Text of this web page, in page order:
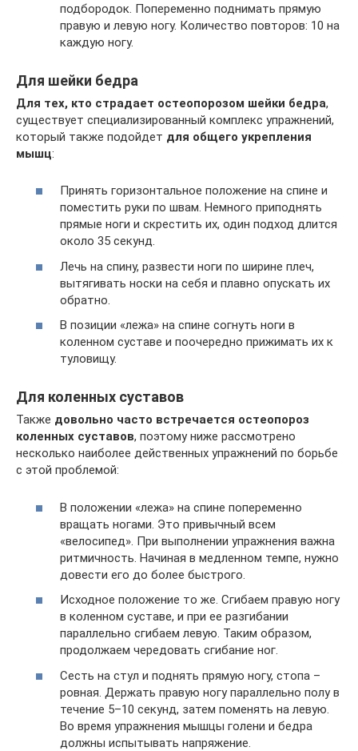
подбородок. Попеременно поднимать прямую
правую и левую ногу. Количество повторов: 10 на
каждую ногу.
Для шейки бедра
Для тех, кто страдает остеопорозом шейки бедра,
существует специализированный комплекс упражнений,
который также подойдет для общего укрепления
мышц:
Принять горизонтальное положение на спине и
поместить руки по швам. Немного приподнять
прямые ноги и скрестить их, один подход длится
около 35 секунд.
Лечь на спину, развести ноги по ширине плеч,
вытягивать носки на себя и плавно опускать их
обратно.
В позиции «лежа» на спине согнуть ноги в
коленном суставе и поочередно прижимать их к
туловищу.
Для коленных суставов
Также довольно часто встречается остеопороз
коленных суставов, поэтому ниже рассмотрено
несколько наиболее действенных упражнений по борьбе
с этой проблемой:
В положении «лежа» на спине попеременно
вращать ногами. Это привычный всем
«велосипед». При выполнении упражнения важна
ритмичность. Начиная в медленном темпе, нужно
довести его до более быстрого.
Исходное положение то же. Сгибаем правую ногу
в коленном суставе, и при ее разгибании
параллельно сгибаем левую. Таким образом,
продолжаем чередовать сгибание ног.
Сесть на стул и поднять прямую ногу, стопа –
ровная. Держать правую ногу параллельно полу в
течение 5–10 секунд, затем поменять на левую.
Во время упражнения мышцы голени и бедра
должны испытывать напряжение.